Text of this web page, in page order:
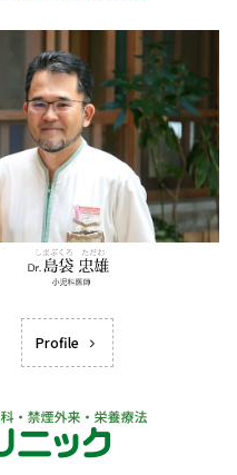
Profile